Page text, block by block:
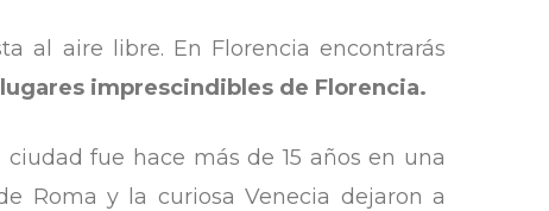
al aire libre. En Florencia encontrarás
imprescindibles de Florencia.
fue hace más de 15 años en una
Roma y la curiosa Venecia dejaron a